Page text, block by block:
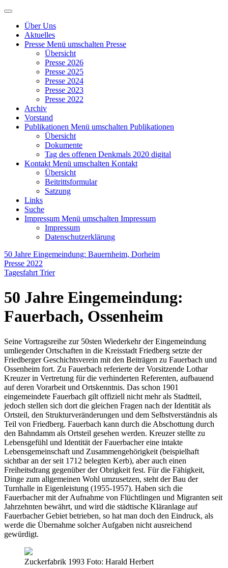
Über Uns
Aktuelles
Presse Menü umschalten Presse
Übersicht
Presse 2026
Presse 2025
Presse 2024
Presse 2023
Presse 2022
Archiv
Vorstand
Publikationen Menü umschalten Publikationen
Übersicht
Dokumente
Tag des offenen Denkmals 2020 digital
Kontakt Menü umschalten Kontakt
Übersicht
Beitrittsformular
Satzung
Links
Suche
Impressum Menü umschalten Impressum
Impressum
Datenschutzerklärung
50 Jahre Eingemeindung: Bauernheim, Dorheim
Presse 2022
Tagesfahrt Trier
50 Jahre Eingemeindung:
Fauerbach, Ossenheim
Seine Vortragsreihe zur 50sten Wiederkehr der Eingemeindung
umliegender Ortschaften in die Kreisstadt Friedberg setzte der
Friedberger Geschichtsverein mit den Beiträgen zu Fauerbach und
Ossenheim fort. Zu Fauerbach referierte der Vorsitzende Lothar
Kreuzer in Vertretung für die verhinderten Referenten, aufbauend
auf deren Vorarbeit und Ortskenntnis. Das schon 1901
eingemeindete Fauerbach gilt offiziell nicht mehr als Stadtteil,
jedoch stellen sich dort die gleichen Fragen nach der Identität als
Ortsteil, den Strukturveränderungen und dem Selbstverständnis als
Teil von Friedberg. Fauerbach kann durch die Abschottung durch
den Bahndamm als Ortsteil gesehen werden. Kreuzer stellte zu
Lebensgefühl und Identität der Fauerbacher eine intakte
Lebensgemeinschaft und Zusammengehörigkeit (beispielhaft
sichtbar an der seit 1712 belegten Kerb), aber auch einen
Freiheitsdrang gegenüber der Obrigkeit fest. Für die Fähigkeit,
Dinge zum allgemeinen Wohl umzusetzen, steht der Bau der
Turnhalle in Eigenleistung (1955-1957). Haben sich die
Fauerbacher mit der Aufnahme von Flüchtlingen und Migranten seit
Jahrzehnten bewährt, und wird die städtische Kläranlage auf
Fauerbacher Gebiet betrieben, so hat man doch den Eindruck, als
werde die Übernahme solcher Aufgaben nicht ausreichend
gewürdigt.
Zuckerfabrik 1993 Foto: Harald Herbert